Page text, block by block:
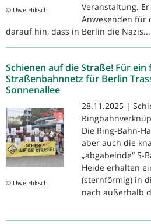
© Uwe Hiksch
Veranstaltung.
Anwesenden für
darauf hin, dass in Berlin die Nazis...
Schienen auf die Straße! Für ein
Straßenbahnnetz für Berlin
Sonnenallee
© Uwe Hiksch
28.11.2025 |
Die Ring-Bahn-
aber auch die
„abgabelnde“ S-
Heide erhalten
(sternförmig) in
nach außerhalb